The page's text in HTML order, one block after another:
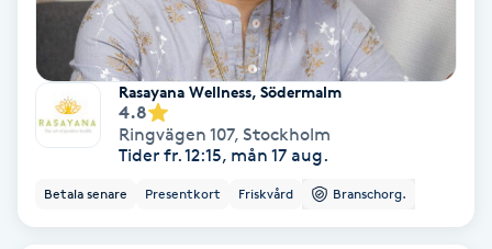
Japansk massage
Katun fransar
Kemisk peeling
Rasayana Wellness, Södermalm
4.8
Ringvägen 107, Stockholm
Tider fr. 12:15, mån 17 aug.
Betala senare Presentkort Friskvård Branschorg.